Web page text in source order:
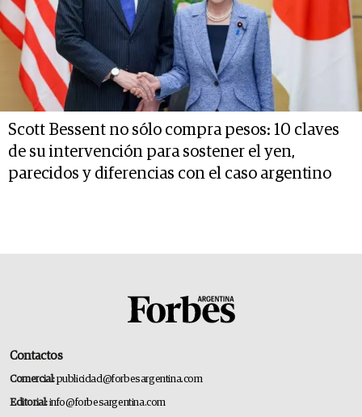
Scott Bessent no sólo compra pesos: 10 claves
de su intervención para sostener el yen,
parecidos y diferencias con el caso argentino
Contactos
Comercial:publicidad@forbesargentina.com
Editorial:info@forbesargentina.com